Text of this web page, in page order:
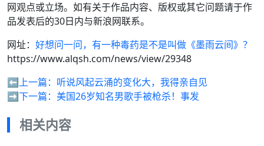
网观点或立场。如有关于作品内容、版权或其它问题请于作
品发表后的30日内与新浪网联系。
网址： 好想问一问，有一种毒药是不是叫做《墨雨云间》？
https://www.alqsh.com/news/view/29348
⬅️上一篇： 听说风起云涌的变化大，我得亲自见
➡️下一篇： 美国26岁知名男歌手被枪杀！事发
相关内容